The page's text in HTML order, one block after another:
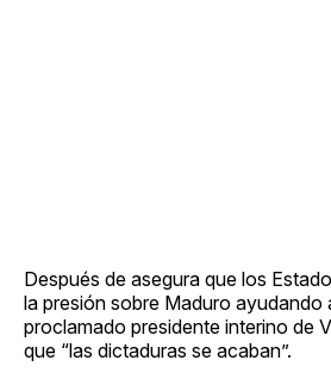
Después de asegura que los
la presión sobre Maduro ayudando
proclamado presidente interino de
que “las dictaduras se acaban”.